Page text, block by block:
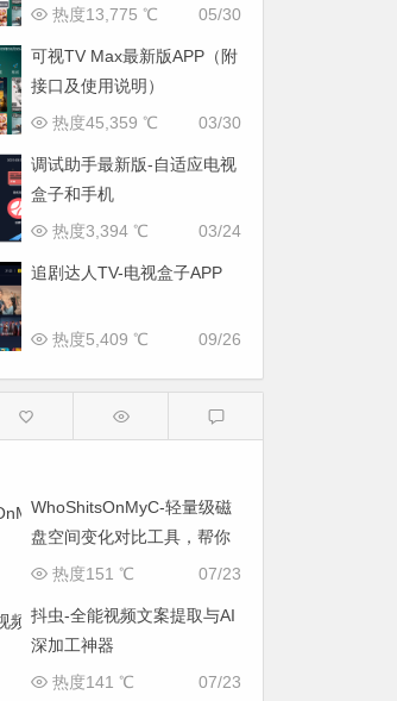
05/30
热度13,775 ℃
可视TV Max最新版APP（附
接口及使用说明）
03/30
热度45,359 ℃
调试助手最新版-自适应电视
盒子和手机
03/24
热度3,394 ℃
追剧达人TV-电视盒子APP
09/26
热度5,409 ℃
WhoShitsOnMyC-轻量级磁
盘空间变化对比工具，帮你
找出“吃掉”空间的罪魁祸首
07/23
热度151 ℃
抖虫-全能视频文案提取与AI
深加工神器
07/23
热度141 ℃